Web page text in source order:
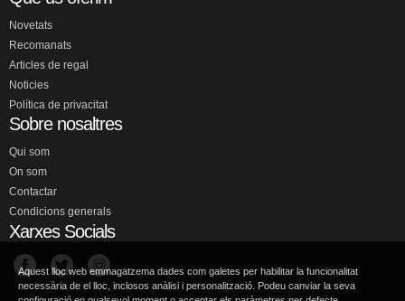
Novetats
Recomanats
Articles de regal
Noticies
Política de privacitat
Sobre nosaltres
Qui som
On som
Contactar
Condicions generals
Xarxes Socials
Aquest lloc web emmagatzema dades com galetes per habilitar la funcionalitat
necessària de el lloc, inclosos anàlisi i personalització. Podeu canviar la seva